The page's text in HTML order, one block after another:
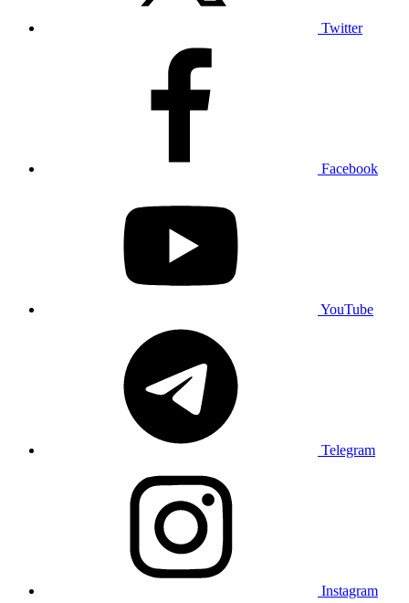
Twitter
Facebook
YouTube
Telegram
Instagram